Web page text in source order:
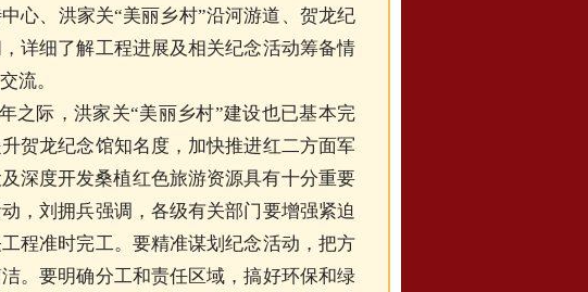
、洪家关“美丽乡村”沿河游道、贺龙纪
详细了解工程进展及相关纪念活动筹备情
流。
际，洪家关“美丽乡村”建设也已基本完
贺龙纪念馆知名度，加快推进红二方面军
深度开发桑植红色旅游资源具有十分重要
，刘拥兵强调，各级有关部门要增强紧迫
程准时完工。要精准谋划纪念活动，把方
。要明确分工和责任区域，搞好环保和绿